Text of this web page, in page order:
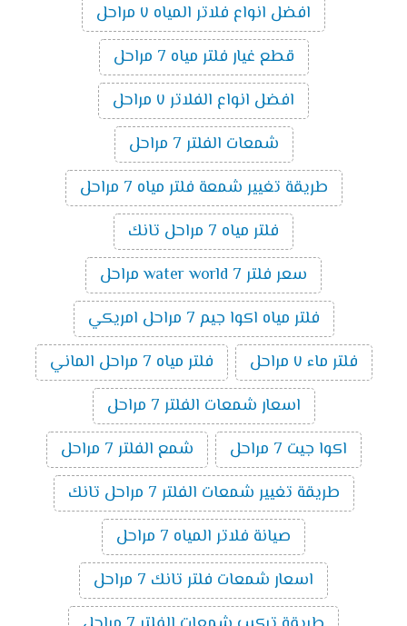
افضل انواع فلاتر المياه ٧ مراحل
قطع غيار فلتر مياه 7 مراحل
افضل انواع الفلاتر ٧ مراحل
شمعات الفلتر 7 مراحل
طريقة تغيير شمعة فلتر مياه 7 مراحل
فلتر مياه 7 مراحل تانك
سعر فلتر water world 7 مراحل
فلتر مياه اكوا جيم 7 مراحل امريكي
فلتر ماء ٧ مراحل
فلتر مياه 7 مراحل الماني
اسعار شمعات الفلتر 7 مراحل
اكوا جيت 7 مراحل
شمع الفلتر 7 مراحل
طريقة تغيير شمعات الفلتر 7 مراحل تانك
صيانة فلاتر المياه 7 مراحل
اسعار شمعات فلتر تانك 7 مراحل